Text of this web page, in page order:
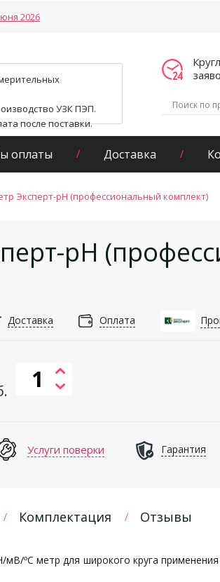
2026
УЗК ПЭП.
после поставки.
оплаты Доставка
Эксперт-pH (профессиональный комплект)
pH
Доставка Оплата
Услуги поверки Гарантия
Комплектация Отзывы
ºС метр для широкого круга